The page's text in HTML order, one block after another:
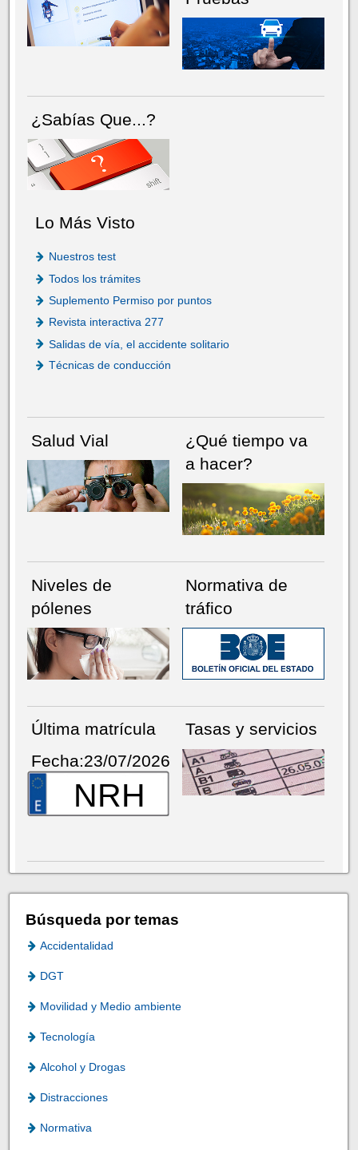
¿Sabías Que...?
Lo Más Visto
Nuestros test
Todos los trámites
Suplemento Permiso por puntos
Revista interactiva 277
Salidas de vía, el accidente solitario
Técnicas de conducción
Salud Vial
¿Qué tiempo va
a hacer?
Niveles de
pólenes
Normativa de
tráfico
Última matrícula
Fecha:23/07/2026
NRH
Tasas y servicios
Búsqueda por temas
Accidentalidad
DGT
Movilidad y Medio ambiente
Tecnología
Alcohol y Drogas
Distracciones
Normativa